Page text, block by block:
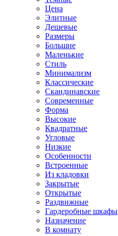
Цена
Элитные
Дешевые
Размеры
Большие
Маленькие
Стиль
Минимализм
Классические
Скандинавские
Современные
Форма
Высокие
Квадратные
Угловые
Низкие
Особенности
Встроенные
Из кладовки
Закрытые
Открытые
Раздвижные
Гардеробные шкафы
Назначение
В комнату